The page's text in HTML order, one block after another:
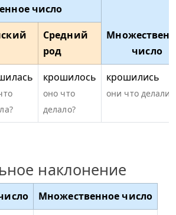
число
число
Средний
род
крошилось
оно что
делало?
крошились
они что делали?
наклонение
Множественное число